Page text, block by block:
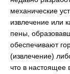
механические
извлечение или
пены,
обеспечивают
(извлечение)
что в настоящее